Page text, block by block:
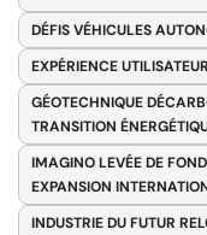
DÉFIS VÉHICULES
EXPÉRIENCE UTILISATEUR
GÉOTECHNIQUE
TRANSITION
IMAGINO LEVÉE DE
EXPANSION
INDUSTRIE DU FUTUR